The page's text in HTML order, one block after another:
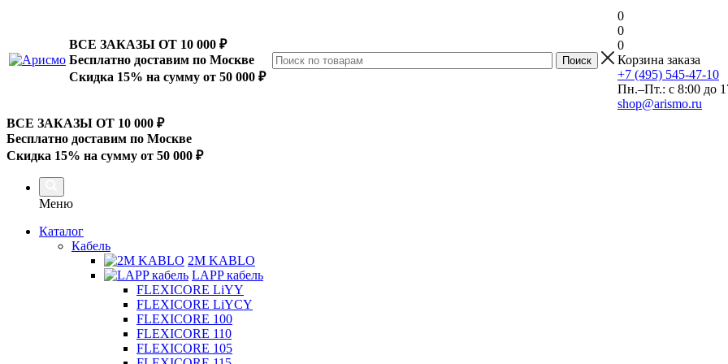
ВСЕ ЗАКАЗЫ ОТ 10 000 ₽
Бесплатно доставим по Москве
Скидка 15% на сумму от 50 000 ₽
0
0
0
Корзина заказа
+7 (495) 545-47-10
Пн.–Пт.: с 8:00 до
shop@arismo.ru
ВСЕ ЗАКАЗЫ ОТ 10 000 ₽
Бесплатно доставим по Москве
Скидка 15% на сумму от 50 000 ₽
Меню
Каталог
Кабель
2M KABLO
LAPP кабель
FLEXICORE LiYY
FLEXICORE LiYCY
FLEXICORE 100
FLEXICORE 110
FLEXICORE 105